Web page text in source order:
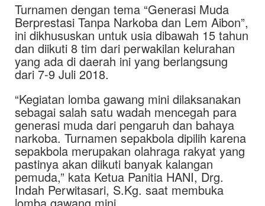
Turnamen dengan tema “Generasi Muda
Berprestasi Tanpa Narkoba dan Lem Aibon”,
ini dikhususkan untuk usia dibawah 15 tahun
dan diikuti 8 tim dari perwakilan kelurahan
yang ada di daerah ini yang berlangsung
dari 7-9 Juli 2018.
“Kegiatan lomba gawang mini dilaksanakan
sebagai salah satu wadah mencegah para
generasi muda dari pengaruh dan bahaya
narkoba. Turnamen sepakbola dipilih karena
sepakbola merupakan olahraga rakyat yang
pastinya akan diikuti banyak kalangan
pemuda,” kata Ketua Panitia HANI, Drg.
Indah Perwitasari, S.Kg. saat membuka